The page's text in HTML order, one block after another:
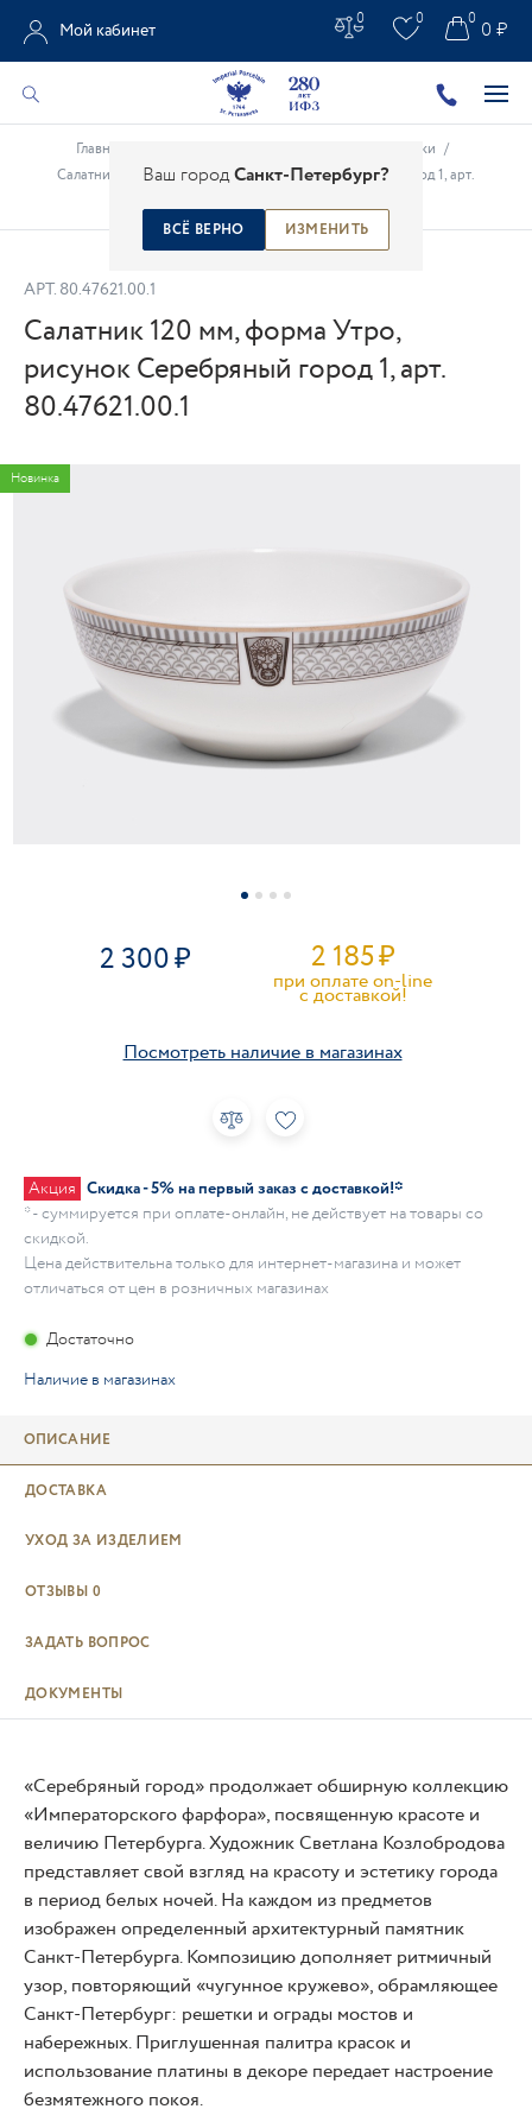
Ваш городСанкт-Петербург?
ВСЁ ВЕРНО ИЗМЕНИТЬ
Мой кабинет
0 0 0 ₽
0
Главная Салатники /
Салатник 120 мм, форма Утро, рисунок Серебряный город 1, арт.
АРТ. 80.47621.00.1
Салатник 120 мм, форма Утро,
рисунок Серебряный город 1, арт.
80.47621.00.1
Новинка
2 300 2 185₽
при оплате on-line
c доставкой!
Посмотреть наличие в магазинах
Акция Скидка - 5% на первый заказ с доставкой!*
* - суммируется при оплате-онлайн, не действует на товары со
скидкой.
Цена действительна только для интернет-магазина и может
отличаться от цен в розничных магазинах
Достаточно
Наличие в магазинах
ОПИСАНИЕ
ДОСТАВКА
УХОД ЗА ИЗДЕЛИЕМ
ОТЗЫВЫ 0
ЗАДАТЬ ВОПРОС
ДОКУМЕНТЫ
«Серебряный город» продолжает обширную коллекцию
«Императорского фарфора», посвященную красоте и
величию Петербурга. Художник Светлана Козлобродова
представляет свой взгляд на красоту и эстетику города
в период белых ночей. На каждом из предметов
изображен определенный архитектурный памятник
Санкт-Петербурга. Композицию дополняет ритмичный
узор, повторяющий «чугунное кружево», обрамляющее
Санкт-Петербург: решетки и ограды мостов и
набережных. Приглушенная палитра красок и
использование платины в декоре передает настроение
безмятежного покоя.